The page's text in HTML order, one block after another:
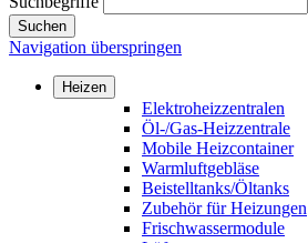
Suchen
Navigation überspringen
Heizen
Elektroheizzentralen
Öl-/Gas-Heizzentrale
Mobile Heizcontainer
Warmluftgebläse
Beistelltanks/Öltanks
Zubehör für Heizungen
Frischwassermodule